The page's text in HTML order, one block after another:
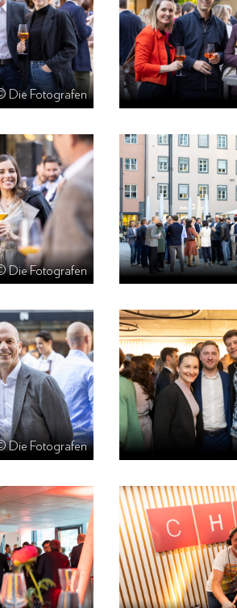
Die Fotografen
Die Fotografen
Die Fotografen